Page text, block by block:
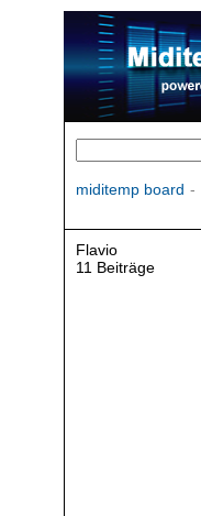
miditemp board -
Flavio
11 Beiträge